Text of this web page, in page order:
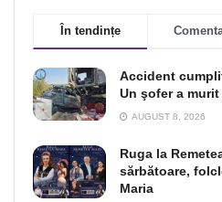
În tendințe
Accident
Un şofer a
AUGUST 8, 2026
Ruga la
sărbătoare,
Maria